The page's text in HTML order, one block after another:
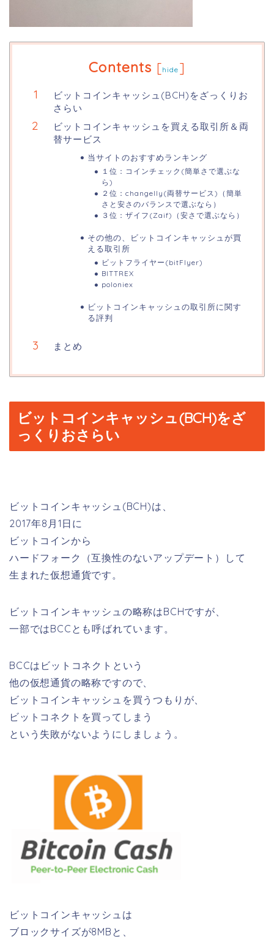
Contents [hide ]
ビットコインキャッシュ(BCH)をざっくりお
さらい
ビットコインキャッシュを買える取引所＆両
替サービス
当サイトのおすすめランキング
１位：コインチェック(簡単さで選ぶな
ら)
２位：changelly(両替サービス)（簡単
さと安さのバランスで選ぶなら）
３位：ザイフ(Zaif)（安さで選ぶなら）
その他の、ビットコインキャッシュが買
える取引所
ビットフライヤー(bitFlyer)
BITTREX
poloniex
ビットコインキャッシュの取引所に関す
る評判
まとめ
ビットコインキャッシュ(BCH)をざ
っくりおさらい
ビットコインキャッシュ(BCH)は、
2017年8月1日に
ビットコインから
ハードフォーク（互換性のないアップデート）して
生まれた仮想通貨です。
ビットコインキャッシュの略称はBCHですが、
一部ではBCCとも呼ばれています。
BCCはビットコネクトという
他の仮想通貨の略称ですので、
ビットコインキャッシュを買うつもりが、
ビットコネクトを買ってしまう
という失敗がないようにしましょう。
ビットコインキャッシュは
ブロックサイズが8MB と、